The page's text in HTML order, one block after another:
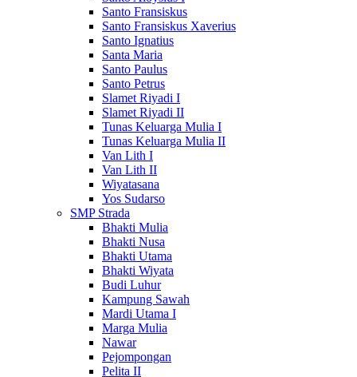
Santo Fransiskus
Santo Fransiskus Xaverius
Santo Ignatius
Santa Maria
Santo Paulus
Santo Petrus
Slamet Riyadi I
Slamet Riyadi II
Tunas Keluarga Mulia I
Tunas Keluarga Mulia II
Van Lith I
Van Lith II
Wiyatasana
Yos Sudarso
SMP Strada
Bhakti Mulia
Bhakti Nusa
Bhakti Utama
Bhakti Wiyata
Budi Luhur
Kampung Sawah
Mardi Utama I
Marga Mulia
Nawar
Pejompongan
Pelita II